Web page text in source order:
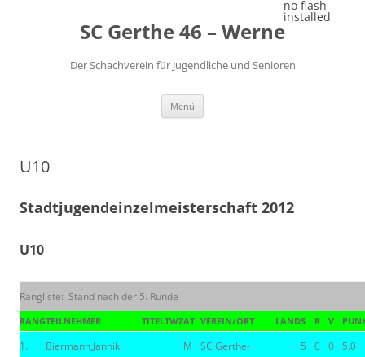
SC Gerthe 46 – Werne
Der Schachverein für Jugendliche und Senioren
Menü
U10
Stadtjugendeinzelmeisterschaft 2012
U10
Rangliste: Stand nach der 5. Runde
RANGTEILNEHMER TITELTWZAT VEREIN/ORT LANDS R V
1. Biermann,Jannik M
SC Gerthe-
5 0 0 5.0
no flash
installed